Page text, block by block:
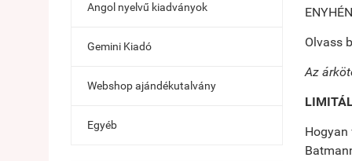
Angol nyelvű kiadványok
Gemini Kiadó
Webshop ajándékutalvány
Egyéb
Olvass
Az
Hogyan